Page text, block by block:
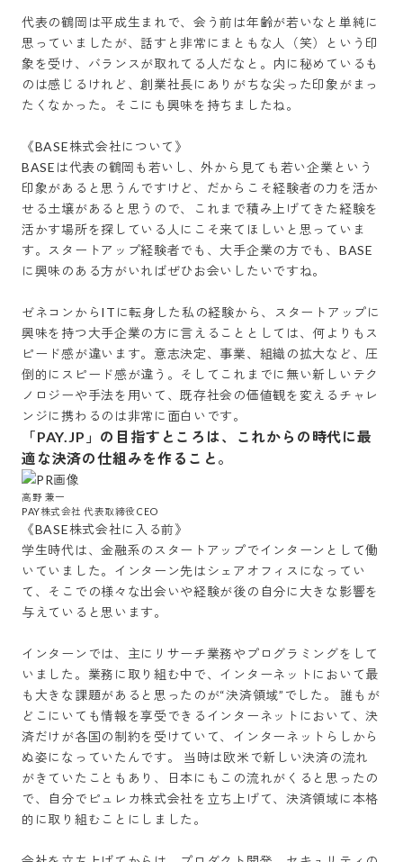
代表の鶴岡は平成生まれで、会う前は年齢が若いなと単純に
思っていましたが、話すと非常にまともな人（笑）という印
象を受け、バランスが取れてる人だなと。内に秘めているも
のは感じるけれど、創業社長にありがちな尖った印象がまっ
たくなかった。そこにも興味を持ちましたね。
《BASE株式会社について》
BASEは代表の鶴岡も若いし、外から見ても若い企業という
印象があると思うんですけど、だからこそ経験者の力を活か
せる土壌があると思うので、これまで積み上げてきた経験を
活かす場所を探している人にこそ来てほしいと思っていま
す。スタートアップ経験者でも、大手企業の方でも、BASE
に興味のある方がいればぜひお会いしたいですね。
ゼネコンからITに転身した私の経験から、スタートアップに
興味を持つ大手企業の方に言えることとしては、何よりもス
ピード感が違います。意志決定、事業、組織の拡大など、圧
倒的にスピード感が違う。そしてこれまでに無い新しいテク
ノロジーや手法を用いて、既存社会の価値観を変えるチャレ
ンジに携わるのは非常に面白いです。
「PAY.JP」の目指すところは、これからの時代に最
適な決済の仕組みを作ること。
高野 兼一
PAY株式会社 代表取締役CEO
《BASE株式会社に入る前》
学生時代は、金融系のスタートアップでインターンとして働
いていました。インターン先はシェアオフィスになってい
て、そこでの様々な出会いや経験が後の自分に大きな影響を
与えていると思います。
インターンでは、主にリサーチ業務やプログラミングをして
いました。業務に取り組む中で、インターネットにおいて最
も大きな課題があると思ったのが“決済領域”でした。 誰もが
どこにいても情報を享受できるインターネットにおいて、決
済だけが各国の制約を受けていて、インターネットらしから
ぬ姿になっていたんです。 当時は欧米で新しい決済の流れ
がきていたこともあり、日本にもこの流れがくると思ったの
で、自分でピュレカ株式会社を立ち上げて、決済領域に本格
的に取り組むことにしました。